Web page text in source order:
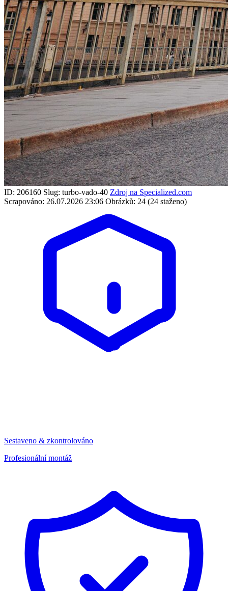
ID: 206160 Slug: turbo-vado-40 Zdroj na Specialized.com
Scrapováno: 26.07.2026 23:06 Obrázků: 24 (24 staženo)
Sestaveno & zkontrolováno
Profesionální montáž